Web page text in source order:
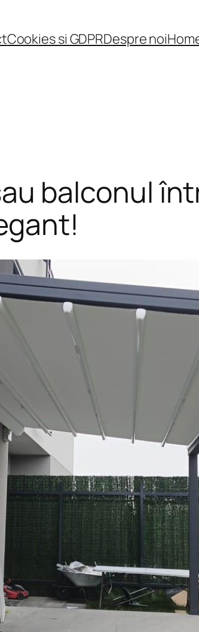
Cookies si GDPRDespre noi
balconul